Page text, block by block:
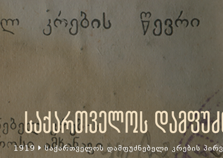
საქართველოს
1919
საქართველოს დამფუძნებელი კრების